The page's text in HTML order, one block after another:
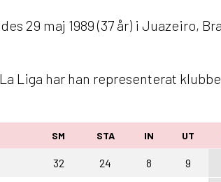
29 maj 1989 (37 år) i Juazeiro,
Liga har han representerat
SM STA IN UT
32 24 8 9